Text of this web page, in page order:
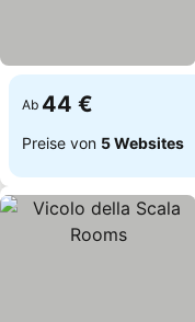
Ab 44 €
Preise von 5 Websites